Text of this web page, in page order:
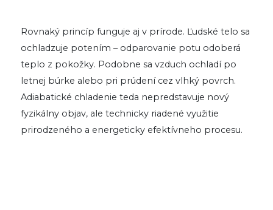
Rovnaký princíp funguje aj v prírode. Ľudské telo sa
ochladzuje potením – odparovanie potu odoberá
teplo z pokožky. Podobne sa vzduch ochladí po
letnej búrke alebo pri prúdení cez vlhký povrch.
Adiabatické chladenie teda nepredstavuje nový
fyzikálny objav, ale technicky riadené využitie
prirodzeného a energeticky efektívneho procesu.